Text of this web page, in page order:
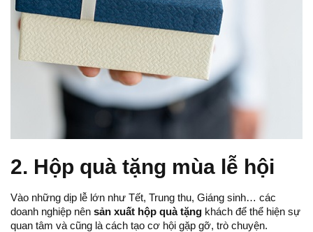
2. Hộp quà tặng mùa lễ hội
Vào những dịp lễ lớn như Tết, Trung thu, Giáng sinh… các
doanh nghiệp nên sản xuất hộp quà tặng khách để thể hiện sự
quan tâm và cũng là cách tạo cơ hội gặp gỡ, trò chuyện.